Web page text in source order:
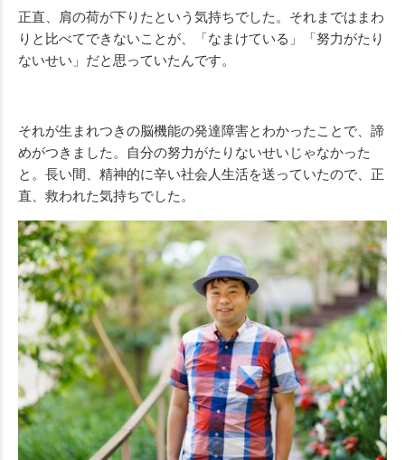
正直、肩の荷が下りたという気持ちでした。それまではまわ
りと比べてできないことが、「なまけている」「努力がたり
ないせい」だと思っていたんです。
それが生まれつきの脳機能の発達障害とわかったことで、諦
めがつきました。自分の努力がたりないせいじゃなかった
と。長い間、精神的に辛い社会人生活を送っていたので、正
直、救われた気持ちでした。